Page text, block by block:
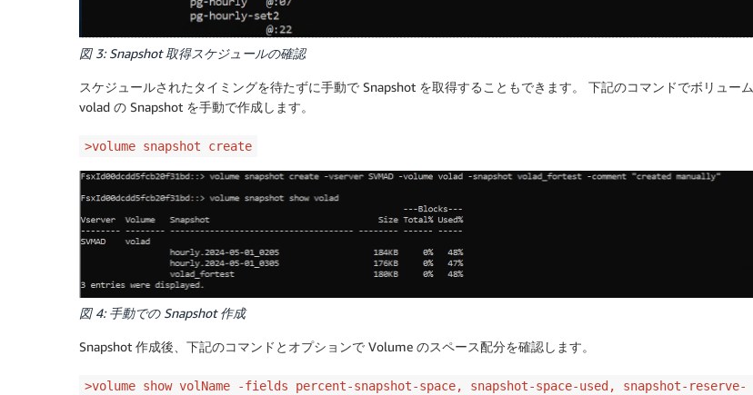
図 3: Snapshot 取得スケジュールの確認
スケジュールされたタイミングを待たずに手動で Snapshot を取得することもできます。 下記のコマンドでボリューム
volad の Snapshot を手動で作成します。
>volume snapshot create
図 4: 手動での Snapshot 作成
Snapshot 作成後、下記のコマンドとオプションで Volume のスペース配分を確認します。
>volume show volName -fields percent-snapshot-space, snapshot-space-used, snapshot-reserve-